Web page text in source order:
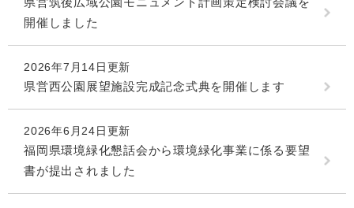
開催しました
2026年7月14日更新
県営西公園展望施設完成記念式典を開催します
2026年6月24日更新
福岡県環境緑化懇話会から環境緑化事業に係る要望
書が提出されました